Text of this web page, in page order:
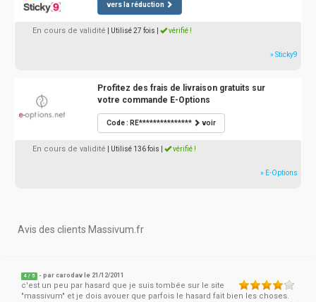
vers la réduction
En cours de validité | Utilisé 27 fois vérifié !
» Sticky9
Profitez des frais de livraison gratuits sur
votre commande E-Options
Code : RE*************** voir
En cours de validité | Utilisé 136 fois vérifié !
» E-Options
Avis des clients Massivum.fr
4 / 5 - parcarodav le 21/12/2011
c'est un peu par hasard que je suis tombée sur le site
"massivum" et je dois avouer que parfois le hasard fait bien les choses.